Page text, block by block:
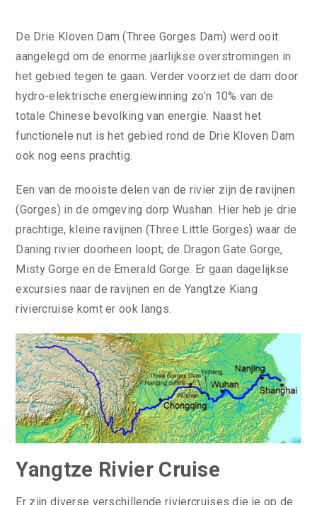
De Drie Kloven Dam (Three Gorges Dam) werd ooit
aangelegd om de enorme jaarlijkse overstromingen in
het gebied tegen te gaan. Verder voorziet de dam door
hydro-elektrische energiewinning zo’n 10% van de
totale Chinese bevolking van energie. Naast het
functionele nut is het gebied rond de Drie Kloven Dam
ook nog eens prachtig.
Een van de mooiste delen van de rivier zijn de ravijnen
(Gorges) in de omgeving dorp Wushan. Hier heb je drie
prachtige, kleine ravijnen (Three Little Gorges) waar de
Daning rivier doorheen loopt; de Dragon Gate Gorge,
Misty Gorge en de Emerald Gorge. Er gaan dagelijkse
excursies naar de ravijnen en de Yangtze Kiang
riviercruise komt er ook langs.
Yangtze Rivier Cruise
Er zijn diverse verschillende riviercruises die je op de